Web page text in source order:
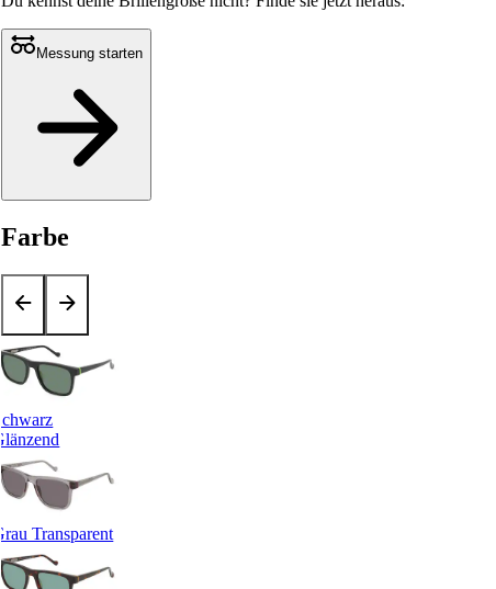
Messung starten
Farbe
Schwarz
Glänzend
Grau Transparent